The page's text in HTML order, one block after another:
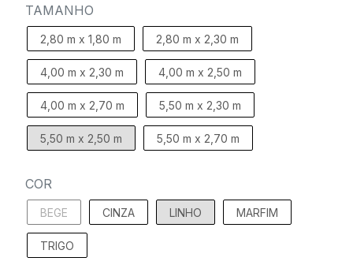
TAMANHO
2,80 m x 1,80 m 2,80 m x 2,30 m
4,00 m x 2,30 m 4,00 m x 2,50 m
4,00 m x 2,70 m 5,50 m x 2,30 m
5,50 m x 2,50 m 5,50 m x 2,70 m
COR
BEGE CINZA LINHO MARFIM
TRIGO